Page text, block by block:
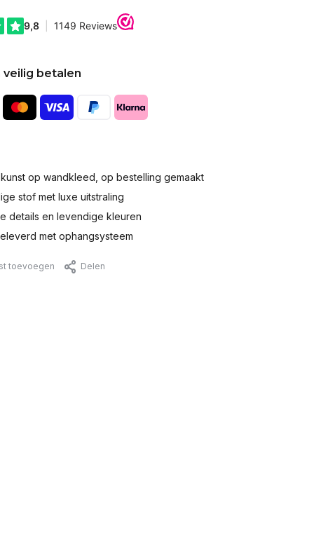
veilig betalen
op wandkleed, op bestelling gemaakt
stof met luxe uitstraling
details en levendige kleuren
met ophangsysteem
toevoegen Delen